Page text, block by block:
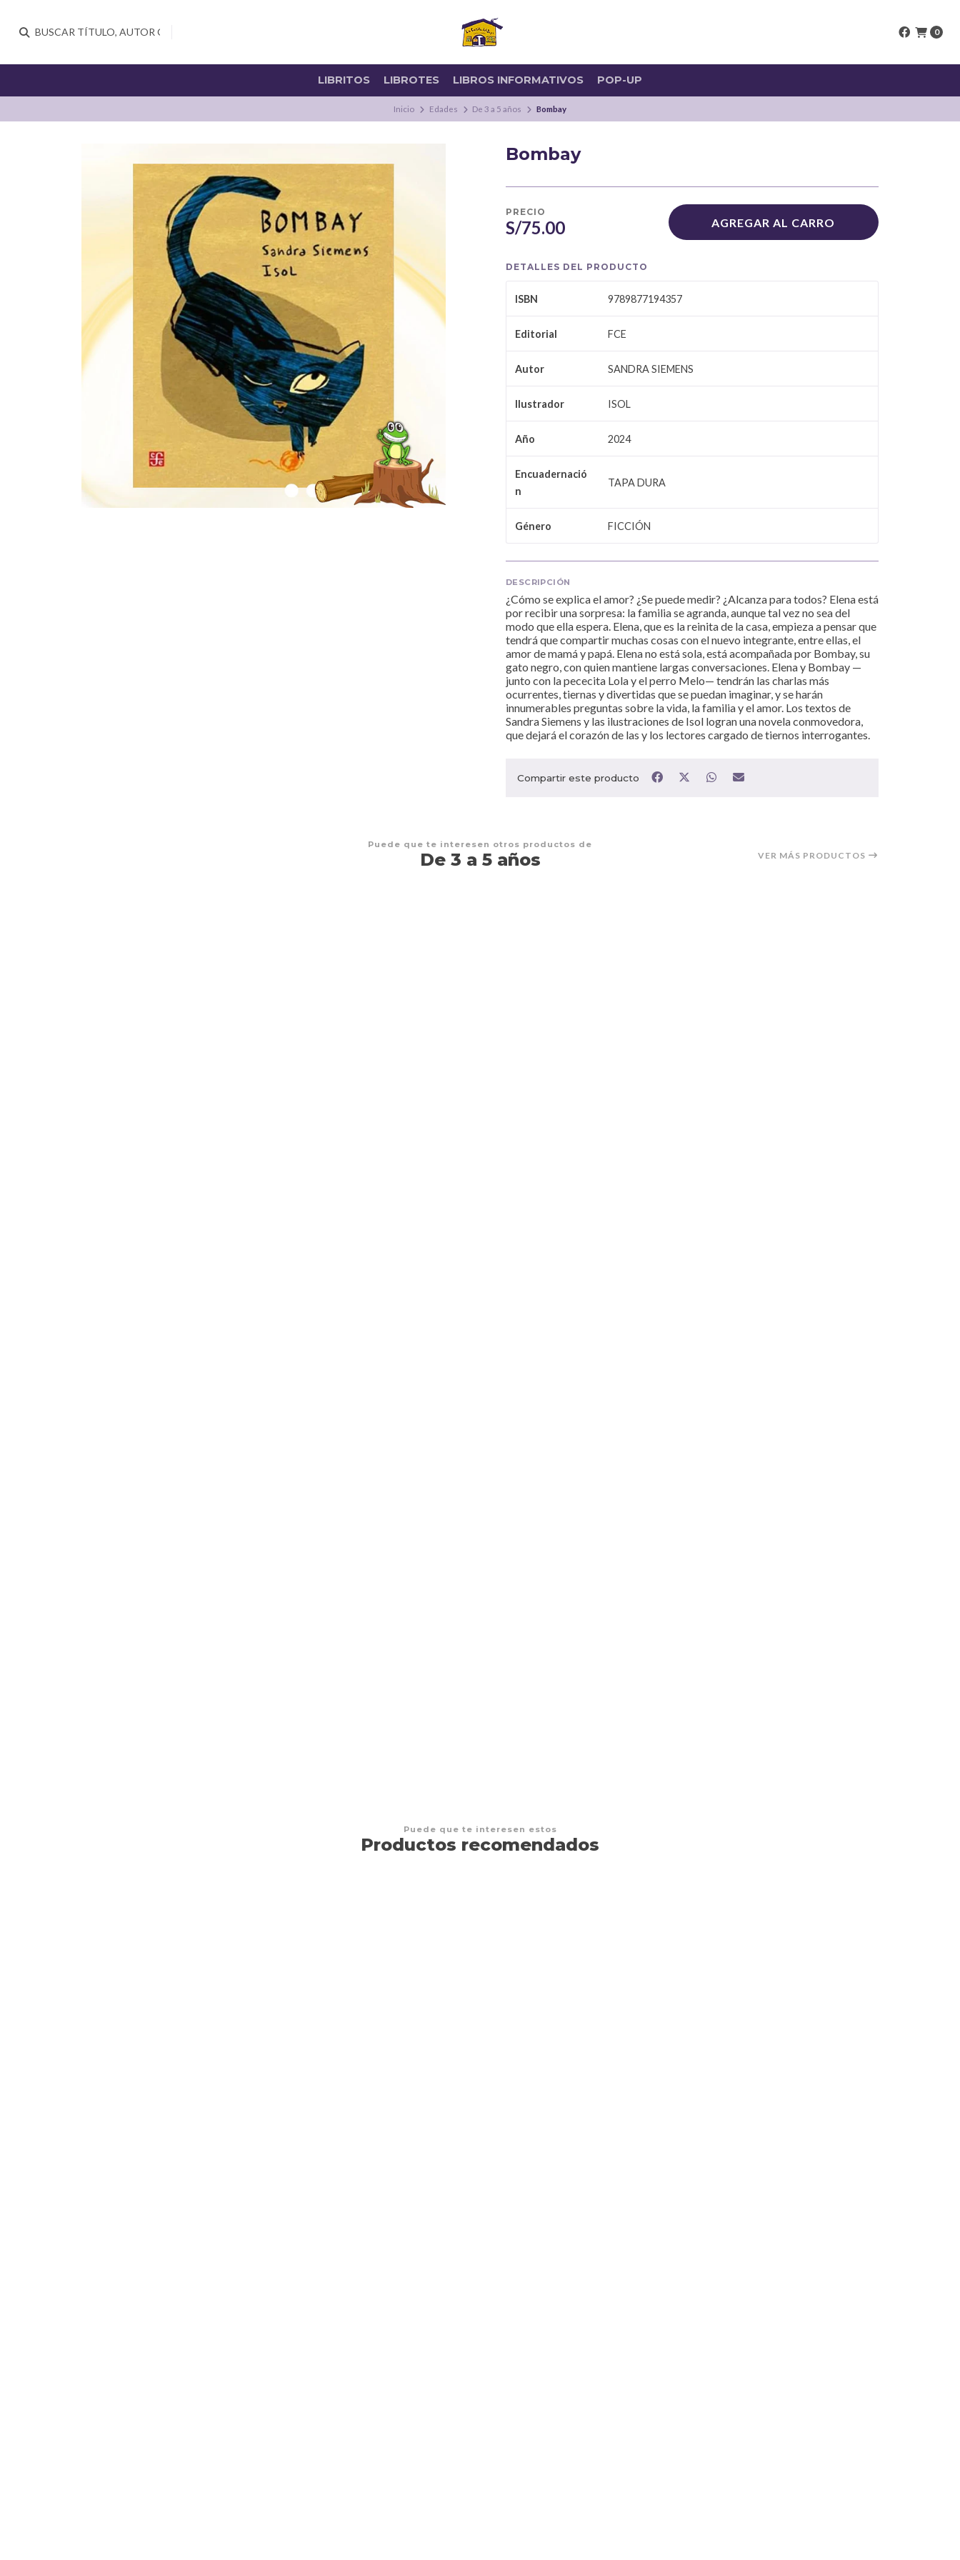
0
LIBRITOS LIBROTES LIBROS INFORMATIVOS POP-UP
Inicio Edades De 3 a 5 años Bombay
Bombay
PRECIO
S/75.00 AGREGAR AL CARRO
DETALLES DEL PRODUCTO
ISBN 9789877194357
Editorial FCE
Autor SANDRA SIEMENS
Ilustrador ISOL
Año 2024
Encuadernació
n
TAPA DURA
Género FICCIÓN
DESCRIPCIÓN
¿Cómo se explica el amor? ¿Se puede medir? ¿Alcanza para todos? Elena está
por recibir una sorpresa: la familia se agranda, aunque tal vez no sea del
modo que ella espera. Elena, que es la reinita de la casa, empieza a pensar que
tendrá que compartir muchas cosas con el nuevo integrante, entre ellas, el
amor de mamá y papá. Elena no está sola, está acompañada por Bombay, su
gato negro, con quien mantiene largas conversaciones. Elena y Bombay —
junto con la pececita Lola y el perro Melo— tendrán las charlas más
ocurrentes, tiernas y divertidas que se puedan imaginar, y se harán
innumerables preguntas sobre la vida, la familia y el amor. Los textos de
Sandra Siemens y las ilustraciones de Isol logran una novela conmovedora,
que dejará el corazón de las y los lectores cargado de tiernos interrogantes.
Compartir este producto
Puede que te interesen otros productos de
De 3 a 5 años VER MÁS PRODUCTOS
Puede que te interesen estos
Productos recomendados